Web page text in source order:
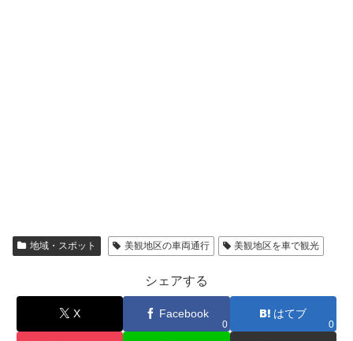
地域・スポット 美観地区の車両通行 美観地区を車で観光
シェアする
X Facebook
0
はてブ
0